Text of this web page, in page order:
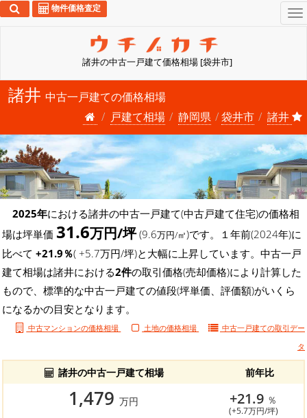
諸井の中古一戸建て価格相場 [袋井市]
物件価格査定
諸井 中古一戸建ての価格相場
戸建て相場
静岡県 袋井市 諸井
2025年における諸井の中古一戸建て(中古戸建て住宅)の価格相
場は坪単価 31.6万円/坪(9.6万円/㎡)です。１年前(2024年)に
比べて +21.9％( +5.7万円/坪)と大幅に上昇しています。中古一戸
建て相場は諸井における2件の取引価格(売却価格)により計算した
もので、標準的な中古一戸建ての値段(坪単価、評価額)がいくら
になるかの目安となります。
中古マンションの価格相場 土地の価格相場 中古一戸建ての取引デー
タ
諸井の中古一戸建て相場 前年比
1,479 万円 +21.9 ％
(+5.7万円/坪)